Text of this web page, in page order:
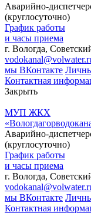
Аварийно-
(круглосуточно)
График работы
и часы приема
г. Вологда,
мы ВКонтакте
Контактная
Закрыть
МУП ЖКХ
Аварийно-
(круглосуточно)
График работы
и часы приема
г. Вологда,
мы ВКонтакте
Контактная